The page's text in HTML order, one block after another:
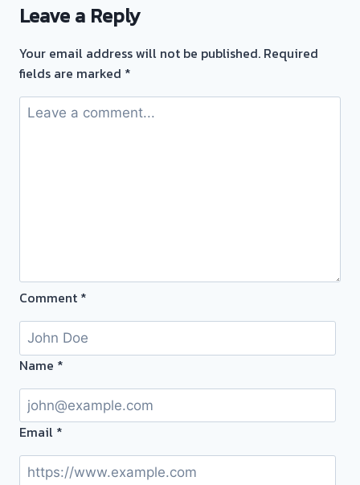
ทอง
บริการ
รับ
ไถ่ถอน
ตั๋ว
จ่าย
ทันที
ต้อง
รอ
📌
Leave a Reply
Your email address will not be published. Required
fields are marked *
Comment *
Name *
Email *